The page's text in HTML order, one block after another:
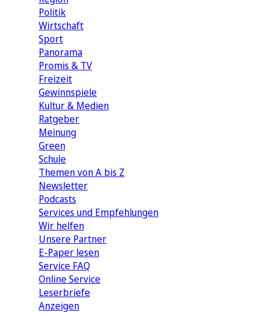
Politik
Wirtschaft
Sport
Panorama
Promis & TV
Freizeit
Gewinnspiele
Kultur & Medien
Ratgeber
Meinung
Green
Schule
Themen von A bis Z
Newsletter
Podcasts
Services und Empfehlungen
Wir helfen
Unsere Partner
E-Paper lesen
Service FAQ
Online Service
Leserbriefe
Anzeigen